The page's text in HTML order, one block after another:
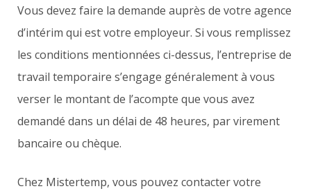
Vous devez faire la demande auprès de votre agence
d’intérim qui est votre employeur. Si vous remplissez
les conditions mentionnées ci-dessus, l’entreprise de
travail temporaire s’engage généralement à vous
verser le montant de l’acompte que vous avez
demandé dans un délai de 48 heures, par virement
bancaire ou chèque.
Chez Mistertemp, vous pouvez contacter votre